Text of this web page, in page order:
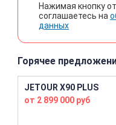
Нажимая кнопку
соглашаетесь на
данных
Горячее
JETOUR X90 PLUS
от 2 899 000 руб